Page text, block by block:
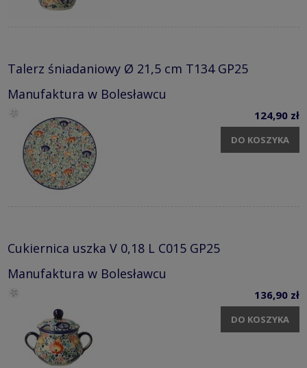
Talerz śniadaniowy Ø 21,5 cm T134 GP25
Manufaktura w Bolesławcu
124,90 zł
DO KOSZYKA
Cukiernica uszka V 0,18 L C015 GP25
Manufaktura w Bolesławcu
136,90 zł
DO KOSZYKA